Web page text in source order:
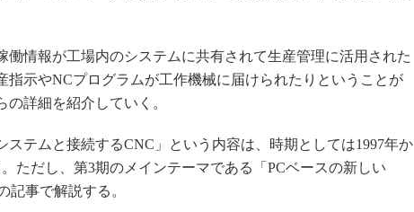
情報が工場内のシステムに共有されて生産管理に活用された
指示やNCプログラムが工作機械に届けられたりということが
詳細を紹介していく。
テムと接続するCNC」という内容は、時期としては1997年か
ただし、第3期のメインテーマである「PCベースの新しい
記事で解説する。